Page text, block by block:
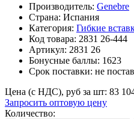
Производитель: Genebre
Страна: Испания
Категория: Гибкие
Код товара: 2831 26-444
Артикул: 2831 26
Бонусные баллы: 1623
Срок поставки: не
Цена (с НДС), руб за шт: 83
Запросить оптовую цену
Количество: